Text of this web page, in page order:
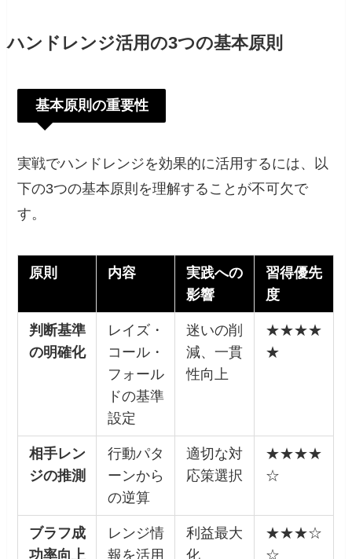
ハンドレンジ活用の3つの基本原則
基本原則の重要性
実戦でハンドレンジを効果的に活用するには、以
下の3つの基本原則を理解することが不可欠で
す。
原則 内容
実践への
影響
習得優先
度
判断基準
の明確化
レイズ・
コール・
フォール
ドの基準
設定
迷いの削
減、一貫
性向上
★★★★
★
相手レン
ジの推測
行動パタ
ーンから
の逆算
適切な対
応策選択
★★★★
☆
ブラフ成
功率向上
レンジ情
報を活用
利益最大
化
★★★☆
☆